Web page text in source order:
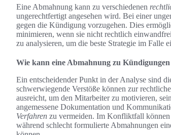
Eine Abmahnung kann zu verschiedenen
ungerechtfertigt angesehen wird. Bei einer
gegen die Kündigung vorzugehen. Dies
minimieren, wenn sie nicht rechtlich
zu analysieren, um die beste Strategie im Falle
Wie kann eine Abmahnung zu
Ein entscheidender Punkt in der Analyse sind
schwerwiegende Verstöße können zur
ausreicht, um den Mitarbeiter zu motivieren,
angemessene Dokumentation und
Verfahren zu vermeiden. Im Konfliktfall können
während schlecht formulierte Abmahnungen